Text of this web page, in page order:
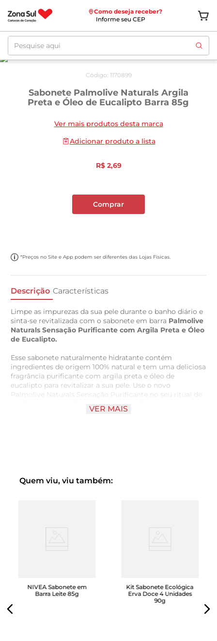
Como deseja receber?
Informe seu CEP
Pesquise aqui
Código: 1170899
Sabonete Palmolive Naturals Argila
Preta e Óleo de Eucalipto Barra 85g
Ver mais produtos desta marca
Adicionar produto a lista
R$ 2,69
Comprar
*Preços no Site e App podem ser diferentes das Lojas Físicas.
Descrição Características
Limpe as impurezas da sua pele durante o banho diário e
sinta-se revitalizada com o sabonete em barra Palmolive
Naturals Sensação Purificante com Argila Preta e Óleo
de Eucalipto.
Esse sabonete naturalmente hidratante contém
ingredientes de origem 100% natural e tem uma deliciosa
fragrância purificante com argila preta e óleo de
eucalipto para revitalizar a sua pele. Use o novo
Palmolive Naturals Sensação Purificante no seu ritual de
banho e aproveite de uma nova experiência que encanta
VER MAIS
Quem viu, viu também:
NIVEA Sabonete em
Barra Leite 85g
Kit Sabonete Ecológica
Erva Doce 4 Unidades
90g